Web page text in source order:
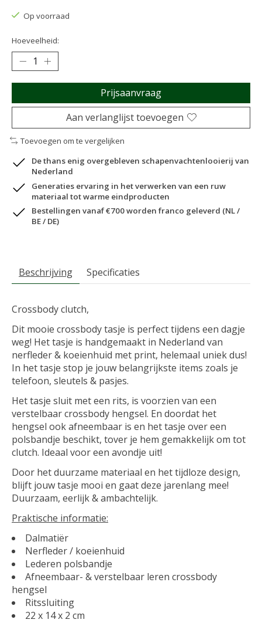
Op voorraad
Hoeveelheid:
Prijsaanvraag
Aan verlanglijst toevoegen
Toevoegen om te vergelijken
De thans enig overgebleven schapenvachtenlooierij van
Nederland
Generaties ervaring in het verwerken van een ruw
materiaal tot warme eindproducten
Bestellingen vanaf €700 worden franco geleverd (NL /
BE / DE)
Beschrijving Specificaties
Crossbody clutch,
Dit mooie crossbody tasje is perfect tijdens een dagje
weg! Het tasje is handgemaakt in Nederland van
nerfleder & koeienhuid met print, helemaal uniek dus!
In het tasje stop je jouw belangrijkste items zoals je
telefoon, sleutels & pasjes.
Het tasje sluit met een rits, is voorzien van een
verstelbaar crossbody hengsel. En doordat het
hengsel ook afneembaar is en het tasje over een
polsbandje beschikt, tover je hem gemakkelijk om tot
clutch. Ideaal voor een avondje uit!
Door het duurzame materiaal en het tijdloze design,
blijft jouw tasje mooi en gaat deze jarenlang mee!
Duurzaam, eerlijk & ambachtelijk.
Praktische informatie:
Dalmatiër
Nerfleder / koeienhuid
Lederen polsbandje
Afneembaar- & verstelbaar leren crossbody
hengsel
Ritssluiting
22 x 14 x 2 cm